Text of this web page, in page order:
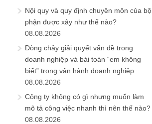
Nội quy và quy định chuyên môn của bộ
phận được xây như thế nào?
08.08.2026
Dòng chảy giải quyết vấn đề trong
doanh nghiệp và bài toán “em không
biết” trong vận hành doanh nghiệp
08.08.2026
Công ty không có gì nhưng muốn làm
mô tả công việc nhanh thì nên thế nào?
08.08.2026